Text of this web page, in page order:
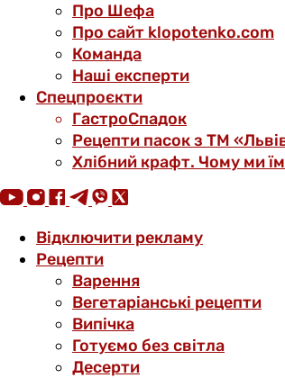
Про Шефа
Про сайт klopotenko.com
Команда
Наші експерти
Спецпроєкти
ГастроСпадок
Рецепти пасок з ТМ
Хлібний крафт. Чому ми
Відключити рекламу
Рецепти
Варення
Вегетаріанські рецепти
Випічка
Готуємо без світла
Десерти